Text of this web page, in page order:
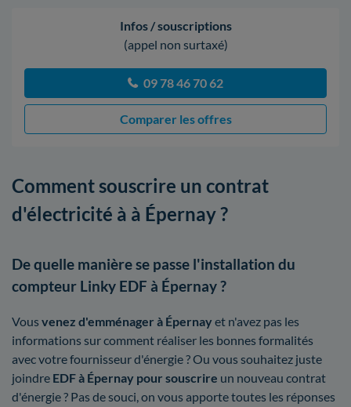
Infos / souscriptions
(appel non surtaxé)
09 78 46 70 62
Comparer les offres
Comment souscrire un contrat
d'électricité à à Épernay ?
De quelle manière se passe l'installation du
compteur Linky EDF à Épernay ?
Vous venez d'emménager à Épernayet n'avez pas les
informations sur comment réaliser les bonnes formalités
avec votre fournisseur d'énergie ? Ou vous souhaitez juste
joindre EDF à Épernay pour souscrire un nouveau contrat
d'énergie ? Pas de souci, on vous apporte toutes les réponses